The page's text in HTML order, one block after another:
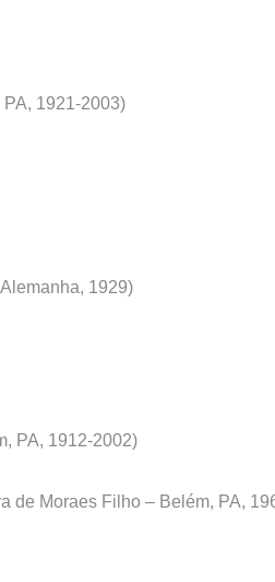
PA, 1921-2003)
1929)
PA, 1912-2002)
de Moraes Filho – Belém, PA,